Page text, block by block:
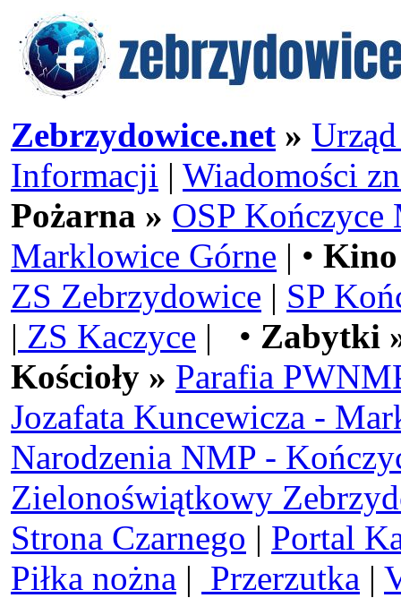
Zebrzydowice.net »
Informacji | Wiadomości
Pożarna » OSP Kończyce
Marklowice Górne | •
ZS Zebrzydowice | SP
| ZS Kaczyce | • Zabytki
Kościoły » Parafia
Jozafata Kuncewicza -
Narodzenia NMP -
Zielonoświątkowy
Strona Czarnego | Portal
Piłka nożna | Przerzutka |